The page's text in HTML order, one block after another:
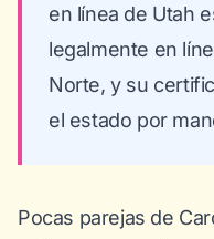
en línea de Utah
legalmente en
Norte, y su
el estado por
Pocas parejas de